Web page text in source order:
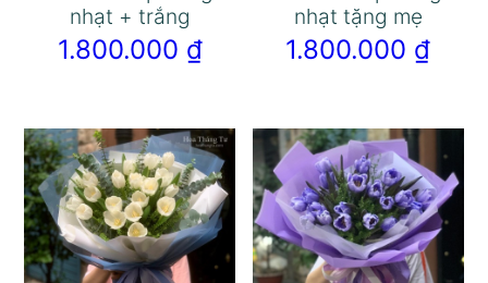
nhạt + trắng
1.800.000 ₫
nhạt tặng mẹ
1.800.000 ₫